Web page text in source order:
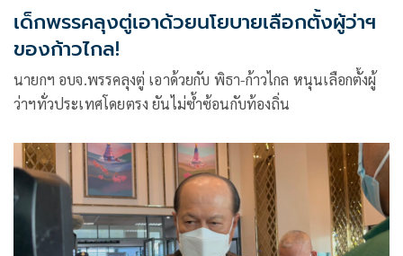
เด็กพรรคลุงตู่เอาด้วยนโยบายเลือกตั้งผู้ว่าฯ
ของก้าวไกล!
นายกฯ อบจ.พรรคลุงตู่ เอาด้วยกับ พิธา-ก้าวไกล หนุนเลือกตั้งผู้
ว่าฯทั่วประเทศโดยตรง ยันไม่ซ้ำซ้อนกับท้องถิ่น